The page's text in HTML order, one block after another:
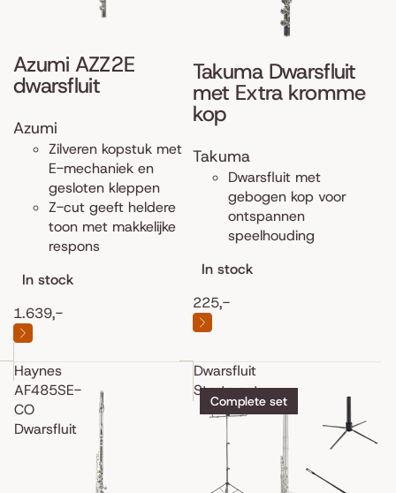
Azumi AZZ2E
dwarsfluit
Azumi
Zilveren kopstuk met
E-mechaniek en
gesloten kleppen
Z-cut geeft heldere
toon met makkelijke
respons
In stock
1.639,-
Takuma Dwarsfluit
met Extra kromme
kop
Takuma
Dwarsfluit met
gebogen kop voor
ontspannen
speelhouding
In stock
225,-
Haynes
AF485SE-
CO
Dwarsfluit
Dwarsfluit
Starterset
Complete set